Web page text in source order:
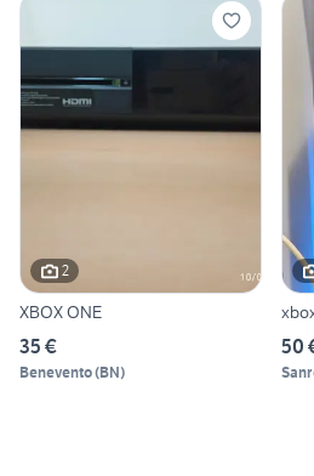
2
XBOX ONE
35 €
Benevento(BN)
50